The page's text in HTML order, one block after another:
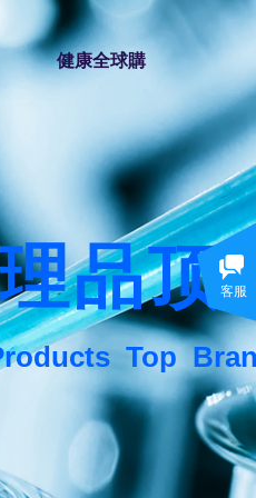
健康全球購
品顶
Top
客服